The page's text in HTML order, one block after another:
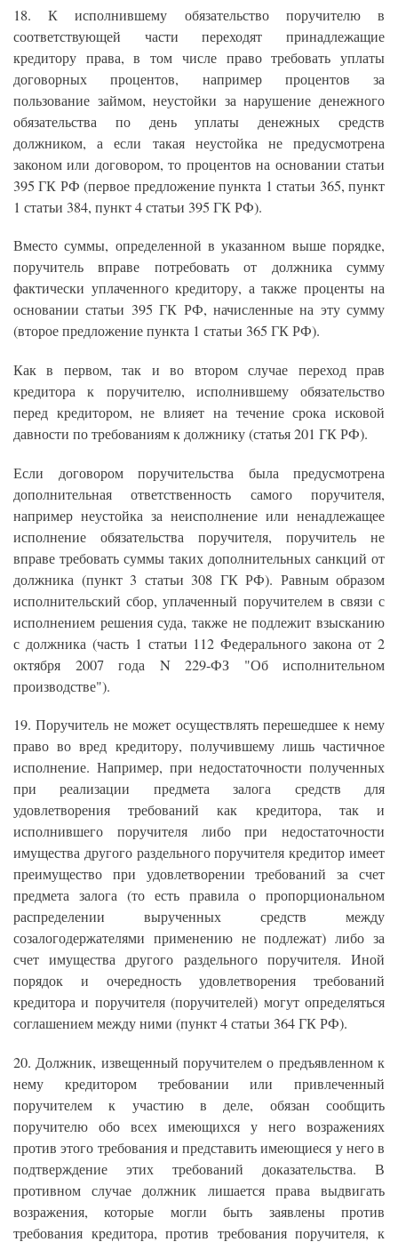
18. К исполнившему обязательство поручителю в
соответствующей части переходят принадлежащие
кредитору права, в том числе право требовать уплаты
договорных процентов, например процентов за
пользование займом, неустойки за нарушение денежного
обязательства по день уплаты денежных средств
должником, а если такая неустойка не предусмотрена
законом или договором, то процентов на основании статьи
395 ГК РФ (первое предложение пункта 1 статьи 365, пункт
1 статьи 384, пункт 4 статьи 395 ГК РФ).
Вместо суммы, определенной в указанном выше порядке,
поручитель вправе потребовать от должника сумму
фактически уплаченного кредитору, а также проценты на
основании статьи 395 ГК РФ, начисленные на эту сумму
(второе предложение пункта 1 статьи 365 ГК РФ).
Как в первом, так и во втором случае переход прав
кредитора к поручителю, исполнившему обязательство
перед кредитором, не влияет на течение срока исковой
давности по требованиям к должнику (статья 201 ГК РФ).
Если договором поручительства была предусмотрена
дополнительная ответственность самого поручителя,
например неустойка за неисполнение или ненадлежащее
исполнение обязательства поручителя, поручитель не
вправе требовать суммы таких дополнительных санкций от
должника (пункт 3 статьи 308 ГК РФ). Равным образом
исполнительский сбор, уплаченный поручителем в связи с
исполнением решения суда, также не подлежит взысканию
с должника (часть 1 статьи 112 Федерального закона от 2
октября 2007 года N 229-ФЗ "Об исполнительном
производстве").
19. Поручитель не может осуществлять перешедшее к нему
право во вред кредитору, получившему лишь частичное
исполнение. Например, при недостаточности полученных
при реализации предмета залога средств для
удовлетворения требований как кредитора, так и
исполнившего поручителя либо при недостаточности
имущества другого раздельного поручителя кредитор имеет
преимущество при удовлетворении требований за счет
предмета залога (то есть правила о пропорциональном
распределении вырученных средств между
созалогодержателями применению не подлежат) либо за
счет имущества другого раздельного поручителя. Иной
порядок и очередность удовлетворения требований
кредитора и поручителя (поручителей) могут определяться
соглашением между ними (пункт 4 статьи 364 ГК РФ).
20. Должник, извещенный поручителем о предъявленном к
нему кредитором требовании или привлеченный
поручителем к участию в деле, обязан сообщить
поручителю обо всех имеющихся у него возражениях
против этого требования и представить имеющиеся у него в
подтверждение этих требований доказательства. В
противном случае должник лишается права выдвигать
возражения, которые могли быть заявлены против
требования кредитора, против требования поручителя, к